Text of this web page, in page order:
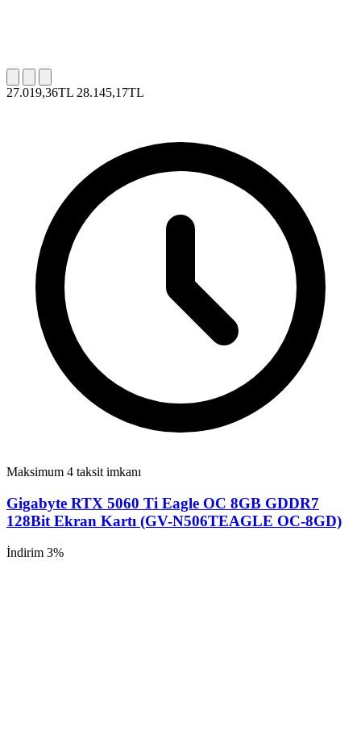
27.019,36TL 28.145,17TL
Maksimum 4 taksit imkanı
Gigabyte RTX 5060 Ti Eagle OC 8GB GDDR7
128Bit Ekran Kartı (GV-N506TEAGLE OC-8GD)
İndirim 3%